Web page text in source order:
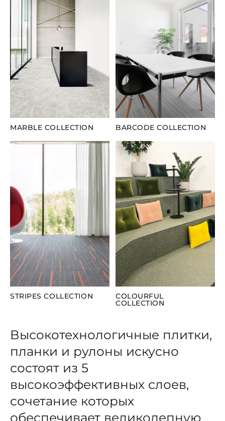
MARBLE COLLECTION BARCODE COLLECTION
STRIPES COLLECTION COLOURFUL
COLLECTION
Высокотехнологичные плитки,
планки и рулоны искусно
состоят из 5
высокоэффективных слоев,
сочетание которых
обеспечивает великолепную